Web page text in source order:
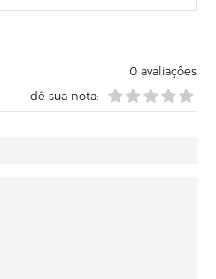
0avaliações
dê sua nota: